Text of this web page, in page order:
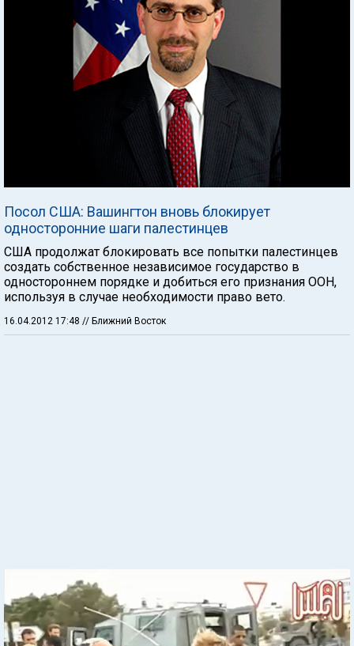
Посол США: Вашингтон вновь блокирует
односторонние шаги палестинцев
США продолжат блокировать все попытки палестинцев
создать собственное независимое государство в
одностороннем порядке и добиться его признания ООН,
используя в случае необходимости право вето.
16.04.2012 17:48 // Ближний Восток